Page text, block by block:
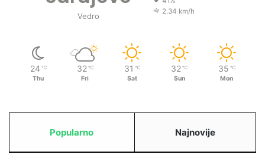
Vedro
2.34 km/h
24 ℃
Thu
32 ℃
Fri
31 ℃
Sat
32 ℃
Sun
35 ℃
Mon
Popularno Najnovije